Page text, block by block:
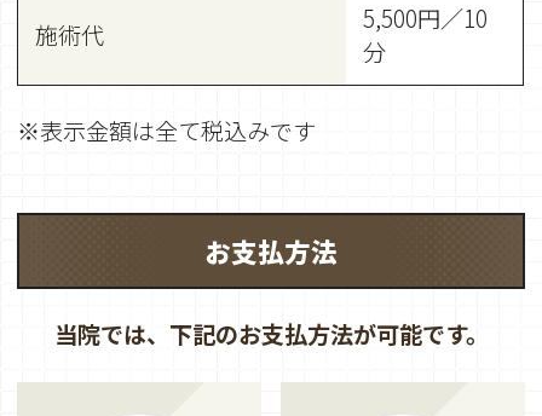
施術代
5,500円／10
分
※表示金額は全て税込みです
お支払方法
当院では、下記のお支払方法が可能です。